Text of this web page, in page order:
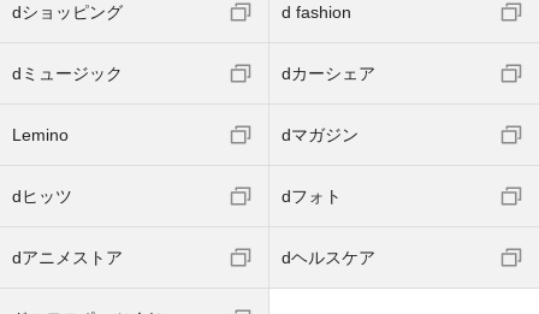
dショッピング d fashion
dミュージック dカーシェア
Lemino dマガジン
dヒッツ dフォト
dアニメストア dヘルスケア